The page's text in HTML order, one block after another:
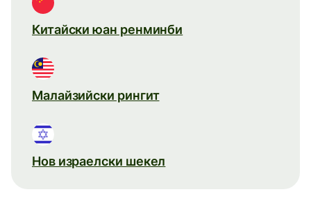
Китайски юан ренминби
Малайзийски рингит
Нов израелски шекел